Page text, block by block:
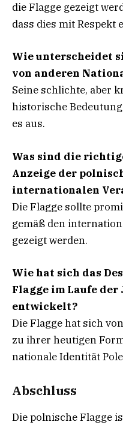
die Flagge gezeigt
dass dies mit Respekt
Wie unterscheidet
von anderen
Seine schlichte, aber
historische
es aus.
Was sind die
Anzeige der
internationalen
Die Flagge sollte
gemäß den
gezeigt werden.
Wie hat sich das
Flagge im Laufe
entwickelt?
Die Flagge hat sich
zu ihrer heutigen
nationale Identität
Abschluss
Die polnische Flagge